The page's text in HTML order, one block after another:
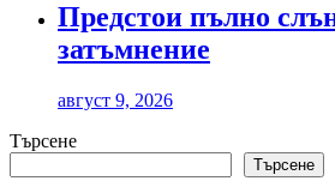
Предстои пълно
затъмнение
август 9, 2026
Търсене
Търсене